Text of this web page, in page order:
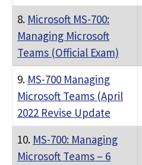
8. Microsoft MS-700:
Managing Microsoft
Teams (Official Exam)
9. MS-700 Managing
Microsoft Teams (April
2022 Revise Update
10. MS-700: Managing
Microsoft Teams – 6